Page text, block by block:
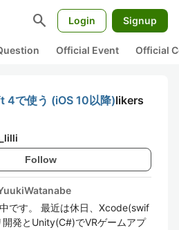
search Login Signup
Official Event Official
4で使う (iOS 10以降)likers
Follow
です。 最近は休日、Xcode(swif
発とUnity(C#)でVRゲームアプ